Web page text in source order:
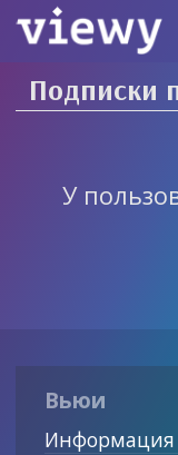
Подписки
У
Вьюи
Информация